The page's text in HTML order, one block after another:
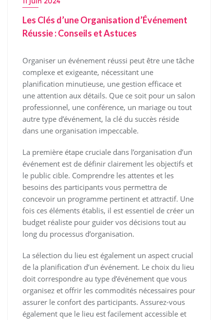
Les Clés d’une Organisation d’Événement
Réussie : Conseils et Astuces
Organiser un événement réussi peut être une tâche
complexe et exigeante, nécessitant une
planification minutieuse, une gestion efficace et
une attention aux détails. Que ce soit pour un salon
professionnel, une conférence, un mariage ou tout
autre type d’événement, la clé du succès réside
dans une organisation impeccable.
La première étape cruciale dans l’organisation d’un
événement est de définir clairement les objectifs et
le public cible. Comprendre les attentes et les
besoins des participants vous permettra de
concevoir un programme pertinent et attractif. Une
fois ces éléments établis, il est essentiel de créer un
budget réaliste pour guider vos décisions tout au
long du processus d’organisation.
La sélection du lieu est également un aspect crucial
de la planification d’un événement. Le choix du lieu
doit correspondre au type d’événement que vous
organisez et offrir les commodités nécessaires pour
assurer le confort des participants. Assurez-vous
également que le lieu est facilement accessible et